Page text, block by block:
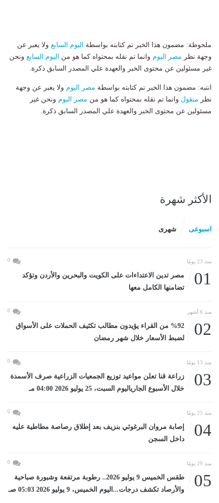
ملحوظة: مضمون هذا الخبر تم كتابته بواسطة اليوم السابع ولا يعبر عن
وجهة نظر مصر اليوم وانما تم نقله بمحتواه كما هو من اليوم السابع ونحن
غير مسئولين عن محتوى الخبر والعهدة علي المصدر السابق ذكرة.
انتبه: مضمون هذا الخبر تم كتابته بواسطة مصر اليوم ولا يعبر عن وجهة
نظر منقول وانما تم نقله بمحتواه كما هو من مصر اليوم ونحن غير
مسئولين عن محتوى الخبر والعهدة علي المصدر السابق ذكرة.
الأكثر شهرة
اسبوعى شهرى
منذ 23 يومًا 0
01
مصر تدين الاعتداءات على الكويت والبحرين والأردن وتؤكد
تضامنها الكامل معها
منذ 6 أشهر 0
02
%92 من القراء يؤيدون مطالب تكثيف الحملات على الأسواق
لضبط الأسعار خلال شهر رمضان
منذ 13 يومًا 0
03
زراعة قنا تعلن مواعيد توزيع الجمعيات الزراعية صرف الأسمدة
خلال الأسبوع الجارياليوم السبت، 25 يوليو 2026 04:00 مـ
منذ 25 يومًا 0
04
إصابة مروان البرغوثي بنزيف بعد إطلاق رصاصة مطاطية عليه
داخل السجن
منذ 29 يومًا 0
05
طقس الخميس 9 يوليو 2026.. رطوبة مرتفعة وشبورة صباحية
والأرصاد تكشف درجات...اليوم الخميس، 9 يوليو 2026 05:03 صـ